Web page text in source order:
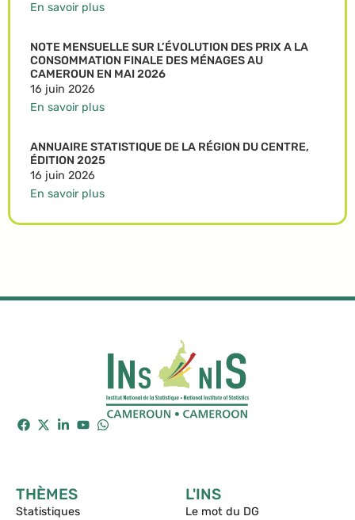
En savoir plus
NOTE MENSUELLE SUR L’ÉVOLUTION DES PRIX A LA
CONSOMMATION FINALE DES MÉNAGES AU
CAMEROUN EN MAI 2026
16 juin 2026
En savoir plus
ANNUAIRE STATISTIQUE DE LA RÉGION DU CENTRE,
ÉDITION 2025
16 juin 2026
En savoir plus
THÈMES
Statistiques
L'INS
Le mot du DG